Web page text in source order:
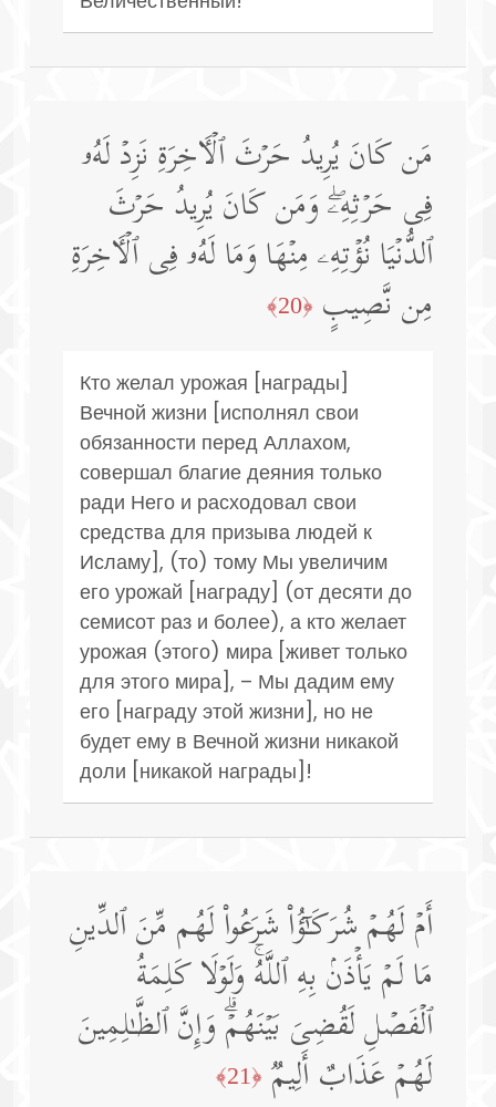
مَن كَانَ یُرِیدُ حَرۡثَ ٱلۡـَٔاخِرَةِ نَزِدۡ لَهُۥ
فِی حَرۡثِهِۦۖ وَمَن كَانَ یُرِیدُ حَرۡثَ
ٱلدُّنۡیَا نُؤۡتِهِۦ مِنۡهَا وَمَا لَهُۥ فِی ٱلۡـَٔاخِرَةِ
مِن نَّصِیبٍ ﴿20﴾
Кто желал урожая [награды]
Вечной жизни [исполнял свои
обязанности перед Аллахом,
совершал благие деяния только
ради Него и расходовал свои
средства для призыва людей к
Исламу], (то) тому Мы увеличим
его урожай [награду] (от десяти до
семисот раз и более), а кто желает
урожая (этого) мира [живет только
для этого мира], – Мы дадим ему
его [награду этой жизни], но не
будет ему в Вечной жизни никакой
доли [никакой награды]!
أَمۡ لَهُمۡ شُرَكَـٰۤؤُا۟ شَرَعُوا۟ لَهُم مِّنَ ٱلدِّینِ
مَا لَمۡ یَأۡذَنۢ بِهِ ٱللَّهُۚ وَلَوۡلَا كَلِمَةُ
ٱلۡفَصۡلِ لَقُضِیَ بَیۡنَهُمۡۗ وَإِنَّ ٱلظَّـٰلِمِینَ
لَهُمۡ عَذَابٌ أَلِیمࣱ ﴿21﴾